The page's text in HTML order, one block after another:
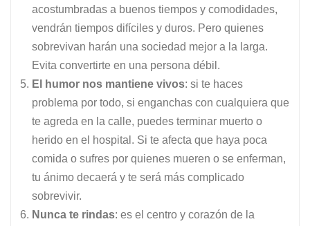
acostumbradas a buenos tiempos y comodidades,
vendrán tiempos difíciles y duros. Pero quienes
sobrevivan harán una sociedad mejor a la larga.
Evita convertirte en una persona débil.
El humor nos mantiene vivos: si te haces
problema por todo, si enganchas con cualquiera que
te agreda en la calle, puedes terminar muerto o
herido en el hospital. Si te afecta que haya poca
comida o sufres por quienes mueren o se enferman,
tu ánimo decaerá y te será más complicado
sobrevivir.
Nunca te rindas: es el centro y corazón de la